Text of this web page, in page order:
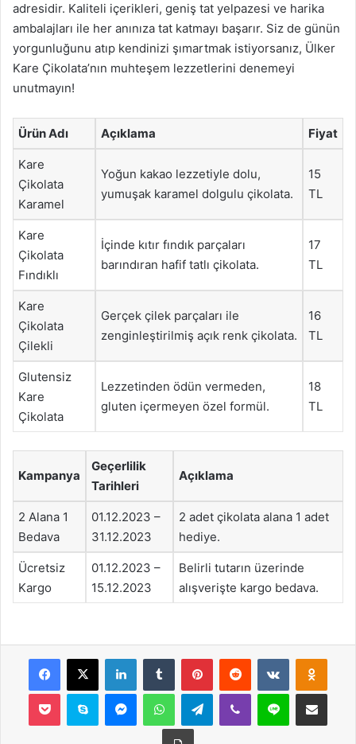
adresidir. Kaliteli içerikleri, geniş tat yelpazesi ve harika
ambalajları ile her anınıza tat katmayı başarır. Siz de günün
yorgunluğunu atıp kendinizi şımartmak istiyorsanız, Ülker
Kare Çikolata’nın muhteşem lezzetlerini denemeyi
unutmayın!
Ürün Adı Açıklama Fiyat
Kare
Çikolata
Karamel
Yoğun kakao lezzetiyle dolu,
yumuşak karamel dolgulu çikolata.
15
TL
Kare
Çikolata
Fındıklı
İçinde kıtır fındık parçaları
barındıran hafif tatlı çikolata.
17
TL
Kare
Çikolata
Çilekli
Gerçek çilek parçaları ile
zenginleştirilmiş açık renk çikolata.
16
TL
Glutensiz
Kare
Çikolata
Lezzetinden ödün vermeden,
gluten içermeyen özel formül.
18
TL
Kampanya
Geçerlilik
Tarihleri
Açıklama
2 Alana 1
Bedava
01.12.2023 –
31.12.2023
2 adet çikolata alana 1 adet
hediye.
Ücretsiz
Kargo
01.12.2023 –
15.12.2023
Belirli tutarın üzerinde
alışverişte kargo bedava.
Facebook
X LinkedInTumblr PinterestReddit VKontakte
Pocket Skype MessengerWhatsAppTelegramViber Line E-Posta ile
Yazdır